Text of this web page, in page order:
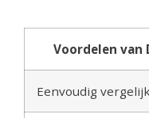
Voordelen van
Eenvoudig